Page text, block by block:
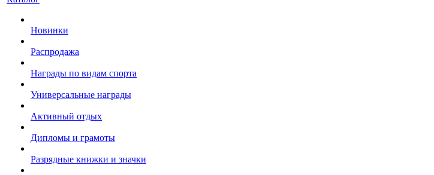
Новинки
Распродажа
Награды по видам спорта
Универсальные награды
Активный отдых
Дипломы и грамоты
Разрядные книжки и значки